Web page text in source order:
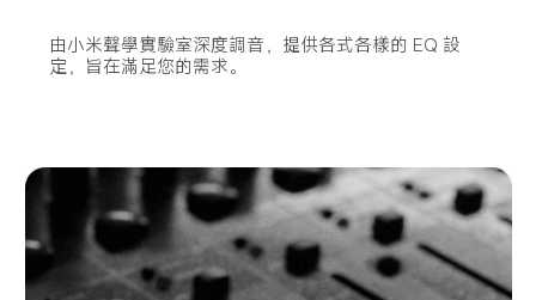
由小米聲學實驗室深度調音，提供各式各樣的 EQ 設
定，旨在滿足您的需求。